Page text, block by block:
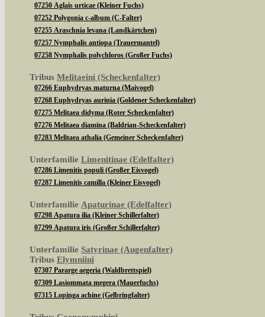
07250 Aglais urticae (Kleiner Fuchs)
07252 Polygonia c-album (C-Falter)
07255 Araschnia levana (Landkärtchen)
07257 Nymphalis antiopa (Trauermantel)
07258 Nymphalis polychloros (Großer Fuchs)
Tribus Melitaeini (Scheckenfalter)
07266 Euphydryas maturna (Maivogel)
07268 Euphydryas aurinia (Goldener Scheckenfalter)
07275 Melitaea didyma (Roter Scheckenfalter)
07276 Melitaea diamina (Baldrian-Scheckenfalter)
07283 Melitaea athalia (Gemeiner Scheckenfalter)
Unterfamilie Limenitinae (Edelfalter)
07286 Limenitis populi (Großer Eisvogel)
07287 Limenitis camilla (Kleiner Eisvogel)
Unterfamilie Apaturinae (Edelfalter)
07298 Apatura ilia (Kleiner Schillerfalter)
07299 Apatura iris (Großer Schillerfalter)
Unterfamilie Satyrinae (Augenfalter)
Tribus Elymniini
07307 Pararge aegeria (Waldbrettspiel)
07309 Lasiommata megera (Mauerfuchs)
07315 Lopinga achine (Gelbringfalter)